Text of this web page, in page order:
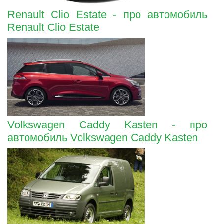
Renault Clio Estate - про автомобиль
Renault Clio Estate
Volkswagen Caddy Kasten - про
автомобиль Volkswagen Caddy Kasten